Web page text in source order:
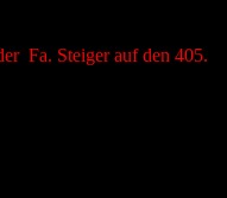
Fa. Steiger auf den 405.